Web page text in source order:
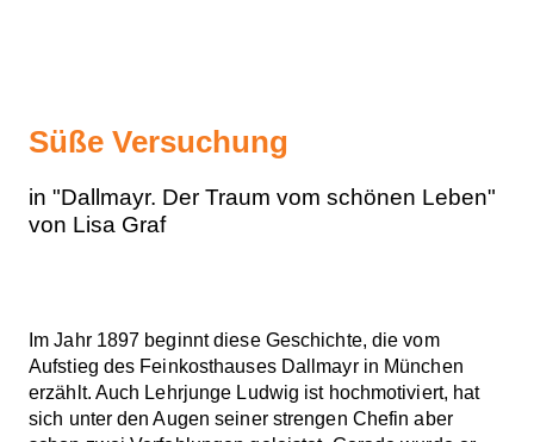
Süße Versuchung
in "Dallmayr. Der Traum vom schönen Leben"
von Lisa Graf
Im Jahr 1897 beginnt diese Geschichte, die vom
Aufstieg des Feinkosthauses Dallmayr in München
erzählt. Auch Lehrjunge Ludwig ist hochmotiviert, hat
sich unter den Augen seiner strengen Chefin aber